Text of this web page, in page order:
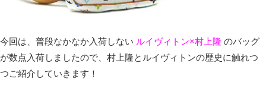
今回は、普段なかなか入荷しない ルイヴィトン×村上隆 のバッグ
が数点入荷しましたので、村上隆とルイヴィトンの歴史に触れつ
つご紹介していきます！